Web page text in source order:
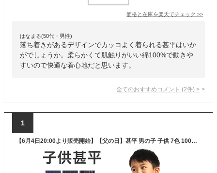
価格と在庫を楽天でチェック >>
はなまる(50代・男性)
落ち着きがあるデザインでカッコよく着られる甚平はいか
がでしょうか。柔らかくて肌触りがいい綿100%で動きや
すいので快適な着心地だと思います。
全てのおすすめコメント (2件) >
1
【6月4日20:00より販売開始】【父の日】甚平 男の子 子供 7色 100〜150cm H8-9210【メール便送料無料】